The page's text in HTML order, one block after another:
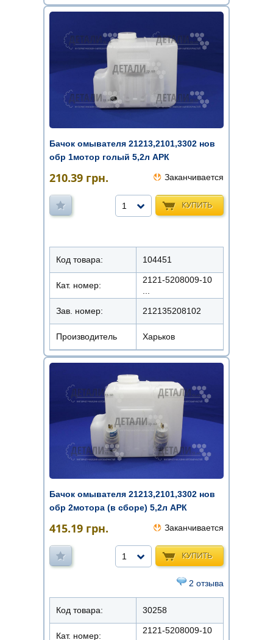
Бачок омывателя 21213,2101,3302 нов
обр 1мотор голый 5,2л АРК
210.39 грн. Заканчивается
КУПИТЬ
1
Код товара: 104451
Кат. номер:
2121-5208009-10
Зав. номер: 212135208102
Производитель Харьков
Бачок омывателя 21213,2101,3302 нов
обр 2мотора (в сборе) 5,2л АРК
415.19 грн. Заканчивается
КУПИТЬ
1
2 отзыва
Код товара: 30258
Кат. номер:
2121-5208009-10